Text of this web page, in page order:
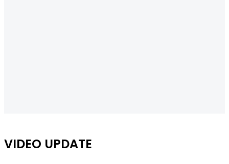
VIDEO UPDATE